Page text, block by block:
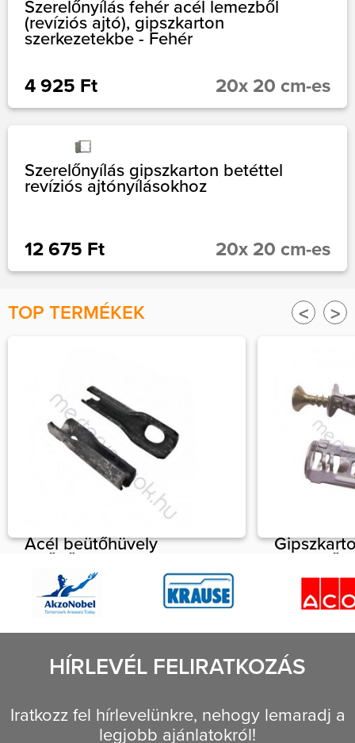
Szerelőnyílás fehér acél lemezből
(revíziós ajtó), gipszkarton
szerkezetekbe - Fehér
4 925 Ft 20x 20 cm-es
Szerelőnyílás gipszkarton betéttel
revíziós ajtónyílásokhoz
12 675 Ft 20x 20 cm-es
< >
TOP TERMÉKEK
Acél beütőhüvely
(csődűbel) 6mm
átmérővel, gipszkarton
szerkezetek
fűggesztéséhez
48 Ft 6x 40 mm 49 Ft
HÍRLEVÉL FELIRATKOZÁS
Iratkozz fel hírlevelünkre, nehogy lemaradj a
legjobb ajánlatokról!